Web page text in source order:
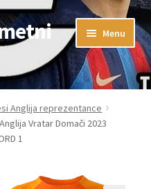
Menu
Anglija reprezentance
Vratar Domači 2023
1